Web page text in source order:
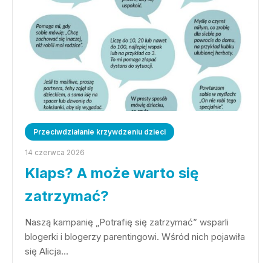
Przeciwdziałanie krzywdzeniu dzieci
14 czerwca 2026
Klaps? A może warto się
zatrzymać?
Naszą kampanię „Potrafię się zatrzymać” wsparli
blogerki i blogerzy parentingowi. Wśród nich pojawiła
się Alicja…